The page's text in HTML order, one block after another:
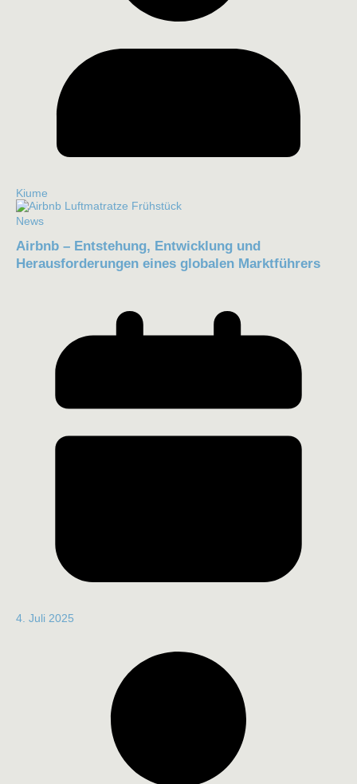
Kiume
News
Airbnb – Entstehung, Entwicklung und
Herausforderungen eines globalen Marktführers
4. Juli 2025